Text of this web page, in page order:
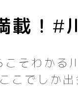
載！#
そわかる
こでしか出